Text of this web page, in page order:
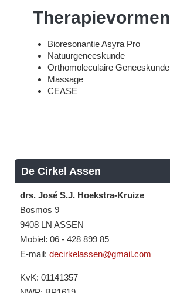
Therapievormen
Bioresonantie Asyra Pro
Natuurgeneeskunde
Orthomoleculaire Geneeskunde
Massage
CEASE
De Cirkel Assen
drs. José S.J. Hoekstra-Kruize
Bosmos 9
9408 LN ASSEN
Mobiel: 06 - 428 899 85
E-mail: decirkelassen@gmail.com
KvK: 01141357